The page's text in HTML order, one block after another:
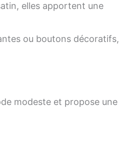
elles apportent une
ou boutons décoratifs,
modeste et propose une